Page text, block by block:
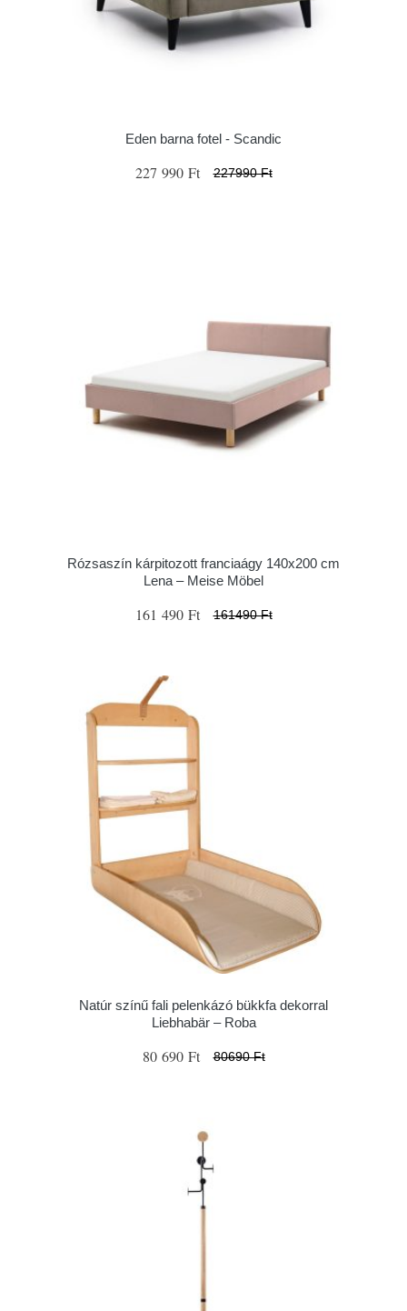
Eden barna fotel - Scandic
227 990 Ft 227990 Ft
Rózsaszín kárpitozott franciaágy 140x200 cm
Lena – Meise Möbel
161 490 Ft 161490 Ft
Natúr színű fali pelenkázó bükkfa dekorral
Liebhabär – Roba
80 690 Ft 80690 Ft